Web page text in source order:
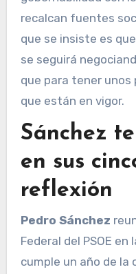
recalcan fuentes
que se insiste es
se seguirá
que para tener unos
que están en vigor.
Sánchez
en sus
reflexión
Pedro Sánchez
Federal del PSOE
cumple un año de la